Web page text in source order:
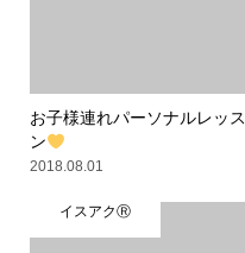
お子様連れパーソナルレッス
ン
2018.08.01
イスアクⓇ